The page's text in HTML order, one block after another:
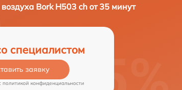
Bork H503 ch от 35 минут
специалистом
заявку
политикой конфиденциальности